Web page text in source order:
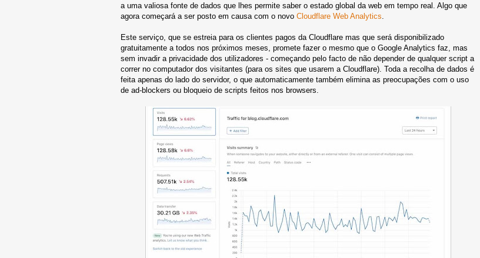
a uma valiosa fonte de dados que lhes permite saber o estado global da web em tempo real. Algo que
agora começará a ser posto em causa com o novo Cloudflare Web Analytics
Este serviço, que se estreia para os clientes pagos da Cloudflare mas que será disponibilizado
gratuitamente a todos nos próximos meses, promete fazer o mesmo que o Google Analytics faz, mas
sem invadir a privacidade dos utilizadores - começando pelo facto de não depender de qualquer script a
correr no computador dos visitantes (para os sites que usarem a Cloudflare). Toda a recolha de dados é
feita apenas do lado do servidor, o que automaticamente também elimina as preocupações com o uso
de ad-blockers ou bloqueio de scripts feitos nos browsers.